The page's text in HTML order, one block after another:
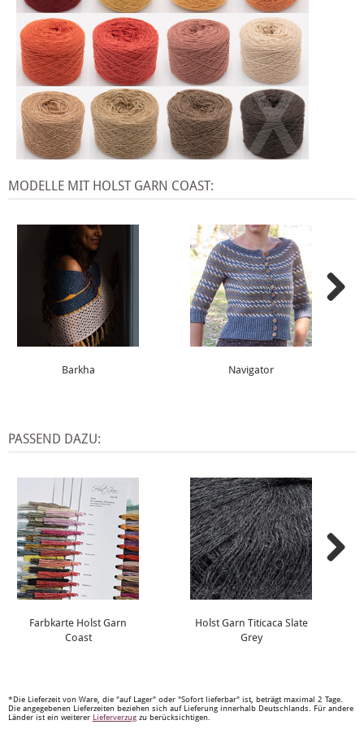
X
MODELLE MIT HOLST GARN COAST:
Barkha Navigator
PASSEND DAZU:
Farbkarte Holst Garn
Coast
Holst Garn Titicaca Slate
Grey
*Die Lieferzeit von Ware, die "auf Lager" oder "Sofort lieferbar" ist, beträgt maximal 2 Tage.
Die angegebenen Lieferzeiten beziehen sich auf Lieferung innerhalb Deutschlands. Für andere
Länder ist ein weiterer Lieferverzug zu berücksichtigen.